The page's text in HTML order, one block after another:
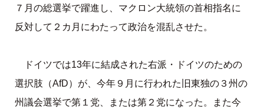
７月の総選挙で躍進し、マクロン大統領の首相指名に
反対して２カ月にわたって政治を混乱させた。
ドイツでは13年に結成された右派・ドイツのための
選択肢（AfD）が、今年９月に行われた旧東独の３州の
州議会選挙で第１党、または第２党になった。また今